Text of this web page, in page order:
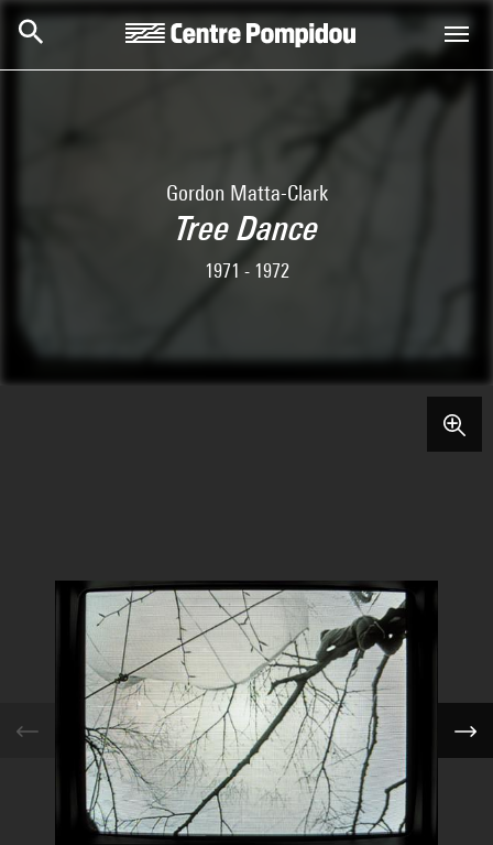
Aller au contenu principal
Centre Pompidou
Gordon Matta-Clark
Tree Dance
1971 - 1972